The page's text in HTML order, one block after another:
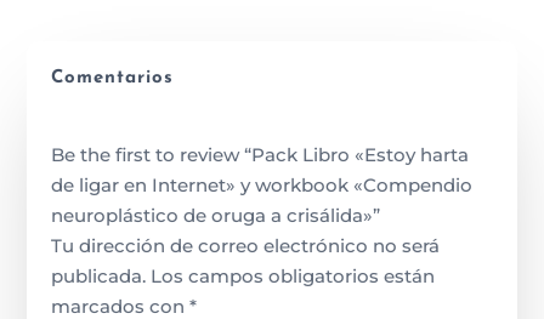
Comentarios
Be the first to review “Pack Libro «Estoy harta
de ligar en Internet» y workbook «Compendio
neuroplástico de oruga a crisálida»”
Tu dirección de correo electrónico no será
publicada. Los campos obligatorios están
marcados con*